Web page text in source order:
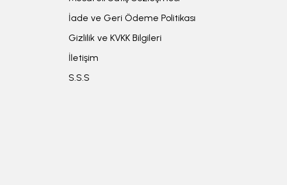
İade ve Geri Ödeme Politikası
Gizlilik ve KVKK Bilgileri
İletişim
S.S.S